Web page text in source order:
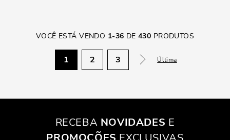
VOCÊ ESTÁ VENDO 1-36 DE430 PRODUTOS
1 2 3 Última
RECEBA NOVIDADES E